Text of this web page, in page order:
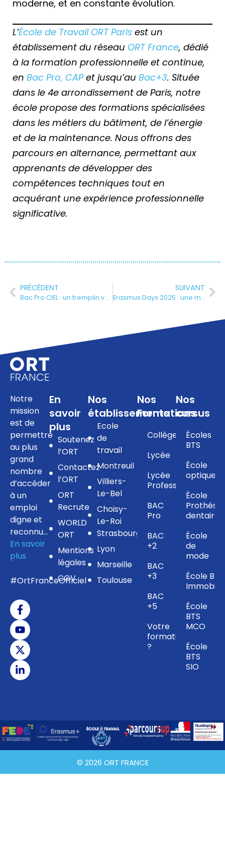
moderne, et en constante évolution.
L’École de Travail ORT Paris est un
établissement du réseau ORT France, dédié
à la formation professionnelle et continue,
en Bac Pro, CAPet jusqu’au Bac+3. Située
dans le 4e arrondissement de Paris, notre
école propose des formations spécialisées
dans les métiers du bâtiment, de l’énergie
et de la maintenance. Nous offrons des
parcours en alternance, permettant aux
apprenants de développer des
compétences techniques tout en
acquérant une expérience professionnelle
significative.
PRÉCÉDENT
Bac Pro CIEL : un tremplin vers les métiers du numérique, même sans passer par un bac général
SUIVANT
Erasmus Days 2025 : une matinée d’échanges et d’ouverture internationale à l’ORT Strasbourg
Notre
mission
est de
permettre
au plus
grand
nombre
d’accéder
à un
emploi
digne et
reconnu…
En savoir
plus
#OrtFranceOfficiel
En
savoir
plus
Soutenez
l’ORT
Contactez
l’ORT
ORT
Recrute
WORLD
ORT
Mentions
légales
CGV
Nos
établissements
Ecole
de
travail
Montreuil
Villiers-
Le-Bel
Choisy-
Le-Roi
Strasbourg
Lyon
Marseille
Toulouse
Nos
Formations
Collège
Lycée
Lycée
Professionnel
BAC
Pro
BAC
+2
BAC
+3
BAC
+5
Votre
formation
?
Nos
cursus
Écoles
BTS
École
optique
École
dentaire
École
de
mode
École BTS
École
BTS
MCO
École
BTS
SIO
© 2026 ORT FRANCE